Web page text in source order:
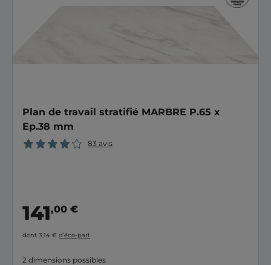
Plan de travail stratifié MARBRE P.65 x
Ep.38 mm
83 avis
141,00 €
dont 3,14 € d’éco-part
2 dimensions possibles